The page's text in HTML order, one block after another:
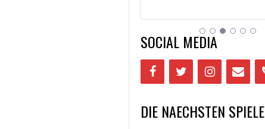
SOCIAL MEDIA
DIE NAECHSTEN SPIELE